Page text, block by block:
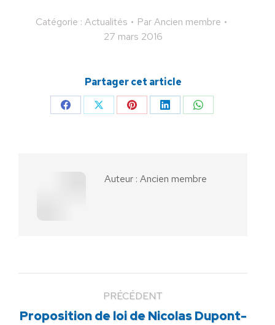
Catégorie : Actualités ParAncien membre
27 mars 2016
Partager cet article
PartagerPartagerPartagerPartagerPartager
Auteur : Ancien membre
PRÉCÉDENT
Proposition de loi de Nicolas Dupont-